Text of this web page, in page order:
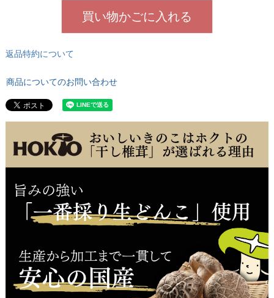
買い物かごに入れる
返品特約について
商品についてのお問い合わせ